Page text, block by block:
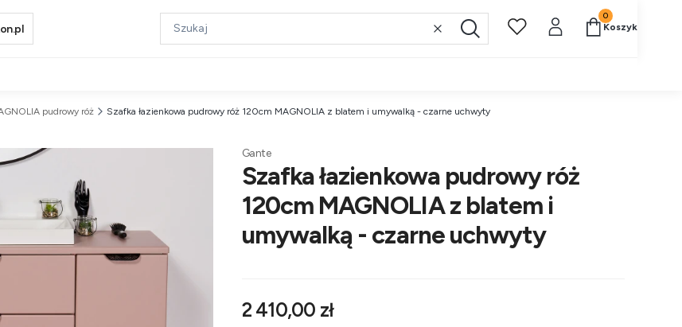
WyczyśćSzukaj
Produkty w
Koszyk
pudrowy róż Szafka łazienkowa pudrowy róż 120cm MAGNOLIA z blatem i umywalką - czarne uchwyty
Gante
Szafka łazienkowa pudrowy róż
120cm MAGNOLIA z blatem i
umywalką - czarne uchwyty
Cena
2 410,00 zł